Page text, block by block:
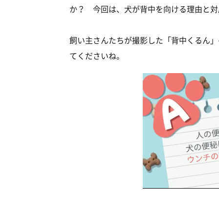
か？ 今回は、犬が背中を向ける理由と
飼い主さんたちが撮影した「背中くるん
てくださいね。